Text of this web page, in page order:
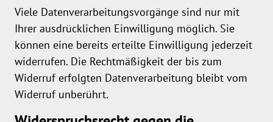
Viele Datenverarbeitungsvorgänge sind nur mit
Ihrer ausdrücklichen Einwilligung möglich. Sie
können eine bereits erteilte Einwilligung jederzeit
widerrufen. Die Rechtmäßigkeit der bis zum
Widerruf erfolgten Datenverarbeitung bleibt vom
Widerruf unberührt.